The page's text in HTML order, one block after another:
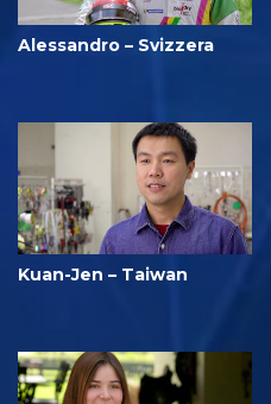
Alessandro – Svizzera
Kuan-Jen – Taiwan